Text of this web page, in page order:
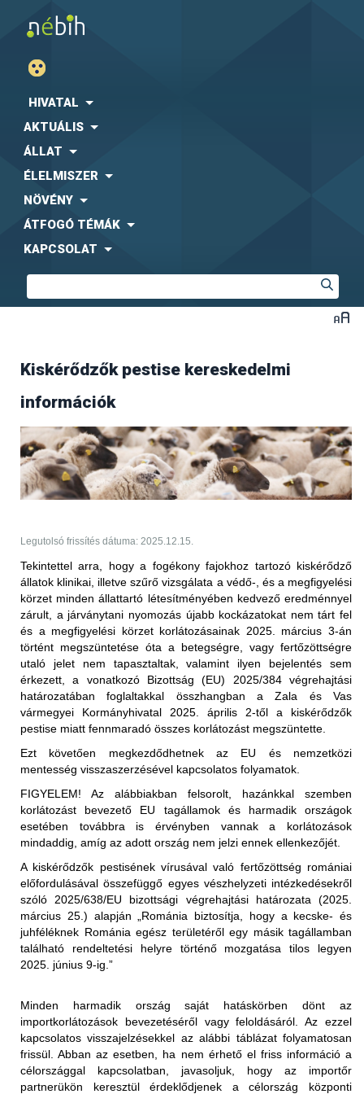
HIVATAL
AKTUÁLIS
ÁLLAT
ÉLELMISZER
NÖVÉNY
ÁTFOGÓ TÉMÁK
KAPCSOLAT
Kiskérődzők pestise kereskedelmi
információk
Legutolsó frissítés dátuma: 2025.12.15.
Tekintettel arra, hogy a fogékony fajokhoz tartozó kiskérődző
állatok klinikai, illetve szűrő vizsgálata a védő-, és a megfigyelési
körzet minden állattartó létesítményében kedvező eredménnyel
zárult, a járványtani nyomozás újabb kockázatokat nem tárt fel
és a megfigyelési körzet korlátozásainak 2025. március 3-án
történt megszüntetése óta a betegségre, vagy fertőzöttségre
utaló jelet nem tapasztaltak, valamint ilyen bejelentés sem
érkezett, a vonatkozó Bizottság (EU) 2025/384 végrehajtási
határozatában foglaltakkal összhangban a Zala és Vas
vármegyei Kormányhivatal 2025. április 2-től a kiskérődzők
pestise miatt fennmaradó összes korlátozást megszüntette.
Ezt követően megkezdődhetnek az EU és nemzetközi
mentesség visszaszerzésével kapcsolatos folyamatok.
FIGYELEM! Az alábbiakban felsorolt, hazánkkal szemben
korlátozást bevezető EU tagállamok és harmadik országok
esetében továbbra is érvényben vannak a korlátozások
mindaddig, amíg az adott ország nem jelzi ennek ellenkezőjét.
A kiskérődzők pestisének vírusával való fertőzöttség romániai
előfordulásával összefüggő egyes vészhelyzeti intézkedésekről
szóló 2025/638/EU bizottsági végrehajtási határozata (2025.
március 25.) alapján „Románia biztosítja, hogy a kecske- és
juhféléknek Románia egész területéről egy másik tagállamban
található rendeltetési helyre történő mozgatása tilos legyen
2025. június 9-ig.”
Minden harmadik ország saját hatáskörben dönt az
importkorlátozások bevezetéséről vagy feloldásáról. Az ezzel
kapcsolatos visszajelzésekkel az alábbi táblázat folyamatosan
frissül. Abban az esetben, ha nem érhető el friss információ a
célországgal kapcsolatban, javasoljuk, hogy az importőr
partnerükön keresztül érdeklődjenek a célország központi
Korlátozott terület:
Magyarország teljes területe (2025.01.29-én érkezett
értesítés alapján)
Korlátozott állat/ termék:
2025.01.29-től kezdődően:
Az Egyesült Királyság ideiglenes korlátozásokat
vezetett be Magyarország teljes területéről Nagy-
behozatalára. A korlátozás kiterjed:
- élő juh- és kecskék
- juhok és kecskék szaporítóanyagai (sperma,
embriók, petesejtek)
- juh- és kecsketej és nyers tejtermékek
- juh és kecske termékek személyes, utasforgalmi
Frissítés (2025.09.17.)
Az Egyesült Arab Emírségek állategészségügyi
hatóságától 2025. szeptember 17-én érkezett
tájékoztatás értelmében több bejelentésköteles
betegség kapcsán isfeloldottáka korábban elrendelt
kereskedelmi tiltást.
PPR - nem hőkezelt juh-, kecske- és
Korlátozott terület:
Magyarország teljes területe (2025.05.27-én érkezett
értesítés alapján)
Korlátozott állat/ termék:
vörös hús és az abból készült termékek (juh és kecske),
valamint a nem hőkezelt tej és az abból készült termékek
(juh és kecske) Magyarországról történő behozatalára
vonatkozóan; ez a 2025. január 5. után előállított
szállítmányokra vonatkozik
a nem hőkezelt vörös hús és az abból készült termékek
(juh- és kecskehús) behozatala a nem fertőzött
szerint) megengedett, feltéve, hogy az exportáló ország
illetékes hatóságai állategészségügyi bizonyítványban
igazolják az alábbiakat:
"Az élő állatok, amelyekből a hús származik, az
Állategészségügyi Világszervezet (WOAH) által
elismert PPR-mentes övezetből származnak,".
vagy
"Az élő állatok, amelyekből a hús származik, a
klinikai tüneteit."
a nem hőkezelt (juh- és kecske)tej és az abból készült
termékek behozatala a nem fertőzött területekről (az első
közigazgatási egység "vármegye" szerint) megengedett,
feltéve, hogy az exportáló ország illetékes hatóságai
Korlátozott terület: